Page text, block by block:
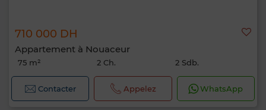
710 000 DH
Appartement à Nouaceur
75 m² 2 Ch. 2 Sdb.
Contacter Appelez WhatsApp